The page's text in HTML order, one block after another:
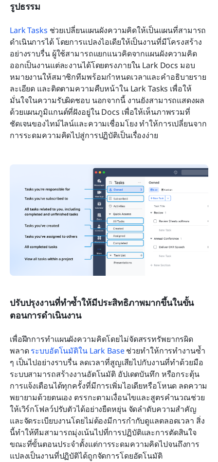
รูปธรรม
Lark Tasks ช่วยเปลี่ยนแผนผังความคิดให้เป็นแผนที่สามารถ
ดำเนินการได้ โดยการแปลงไอเดียให้เป็นงานที่มีโครงสร้าง
อย่างราบรื่น ผู้ใช้สามารถแยกแนวคิดจากแผนผังความคิด
ออกเป็นงานแต่ละงานได้โดยตรงภายใน Lark Docs มอบ
หมายงานให้สมาชิกทีมพร้อมกำหนดเวลาและคำอธิบายราย
ละเอียด และติดตามความคืบหน้าใน Lark Tasks เพื่อให้
มั่นใจในความรับผิดชอบ นอกจากนี้ งานยังสามารถแสดงผล
ด้วยแผนภูมิแกนต์ที่ฝังอยู่ใน Docs เพื่อให้เห็นภาพรวมที่
ชัดเจนของไทม์ไลน์และความเชื่อมโยง ทำให้การเปลี่ยนจาก
การระดมความคิดไปสู่การปฏิบัติเป็นเรื่องง่าย
ปรับปรุงงานที่ทำซ้ำให้มีประสิทธิภาพมากขึ้นในขั้น
ตอนการดำเนินงาน
เพื่อฝึกการทำแผนผังความคิดโดยไม่จัดสรรทรัพยากรผิด
พลาด ระบบอัตโนมัติใน Lark Base ช่วยทำให้การทำงานซ้ำ
ๆ เป็นไปอย่างราบรื่น ลดเวลาที่สูญเสียไปกับงานที่ทำด้วยมือ
ระบบสามารถสร้างงานอัตโนมัติ อัปเดตบันทึก หรือกระตุ้น
การแจ้งเตือนได้ทุกครั้งที่มีการเพิ่มไอเดียหรือโหนด ลดความ
พยายามด้วยตนเอง ตรรกะตามเงื่อนไขและสูตรคำนวณช่วย
ให้เวิร์กโฟลว์ปรับตัวได้อย่างยืดหยุ่น จัดลำดับความสำคัญ
และจัดระเบียบงานโดยไม่ต้องมีการกำกับดูแลตลอดเวลา สิ่ง
นี้ทำให้ทีมสามารถมุ่งเน้นไปที่การปฏิบัติและการตัดสินใจ
ขณะที่ขั้นตอนประจำตั้งแต่การระดมความคิดไปจนถึงการ
แปลงเป็นงานที่ปฏิบัติได้ถูกจัดการโดยอัตโนมัติ